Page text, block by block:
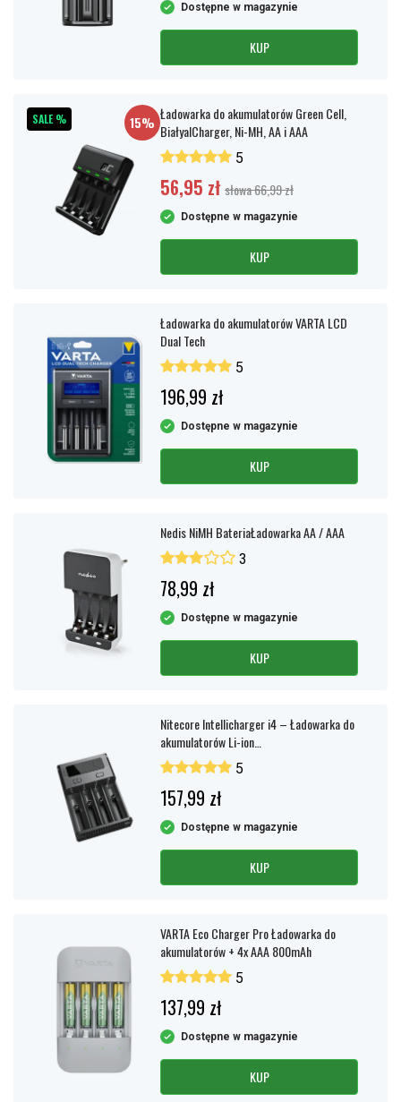
Dostępne w magazynie
KUP
SALE % 15% Ładowarka do akumulatorów Green Cell,
BiałyalCharger, Ni-MH, AA i AAA
5
56,95 zł słowa 66,99 zł
Dostępne w magazynie
KUP
Ładowarka do akumulatorów VARTA LCD
Dual Tech
5
196,99 zł
Dostępne w magazynie
KUP
Nedis NiMH BateriaŁadowarka AA / AAA
3
78,99 zł
Dostępne w magazynie
KUP
Nitecore Intellicharger i4 – Ładowarka do
akumulatorów Li-ion
14500/16340/18650/21700, NIMH
AA/AAA/C/D
5
157,99 zł
Dostępne w magazynie
KUP
VARTA Eco Charger Pro Ładowarka do
akumulatorów + 4x AAA 800mAh
5
137,99 zł
Dostępne w magazynie
KUP